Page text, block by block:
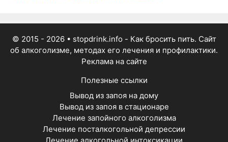
© 2015 - 2026• stopdrink.info - Как бросить пить. Сайт
об алкоголизме, методах его лечения и профилактики.
Реклама на сайте
Полезные ссылки
Вывод из запоя на дому
Вывод из запоя в стационаре
Лечение запойного алкоголизма
Лечение посталкогольной депрессии